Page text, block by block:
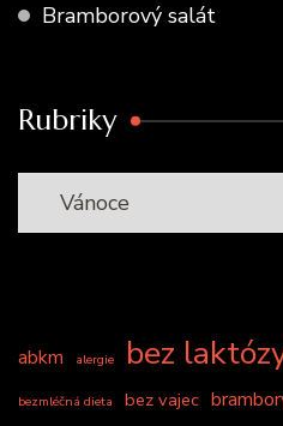
Bramborový salát
Rubriky
abkm alergie bez
bezmléčná dieta bez vajec